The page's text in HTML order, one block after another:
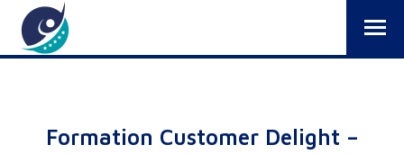
Formation Customer Delight –